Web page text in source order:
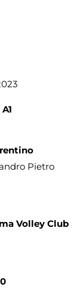
Pietro
Volley Club